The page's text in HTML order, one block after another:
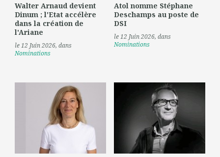
Walter Arnaud devient
Dinum ; l'Etat accélère
dans la création de
l'Ariane
le 12 Juin 2026, dans
Nominations
Atol nomme Stéphane
Deschamps au poste de
DSI
le 12 Juin 2026, dans
Nominations